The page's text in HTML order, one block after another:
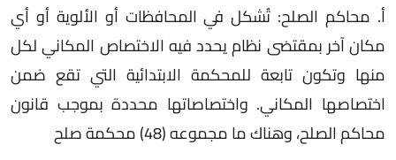
أ. محاكم الصلح: تُشكل في المحافظات أو الألوية أو أي
مكان آخر بمقتضى نظام يحدد فيه الاختصاص المكاني لكل
منها وتكون تابعة للمحكمة الابتدائية التي تقع ضمن
اختصاصها المكاني. واختصاصاتها محددة بموجب قانون
محاكم الصلح، وهناك ما مجموعه (48) محكمة صلح